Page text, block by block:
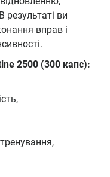
ви
вправ і
2500 (300 капс):